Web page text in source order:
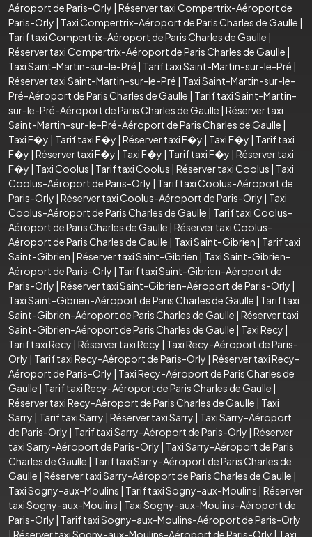
Aéroport de Paris-Orly | Réserver taxi Compertrix-Aéroport de
Paris-Orly | Taxi Compertrix-Aéroport de Paris Charles de Gaulle |
Tarif taxi Compertrix-Aéroport de Paris Charles de Gaulle |
Réserver taxi Compertrix-Aéroport de Paris Charles de Gaulle |
Taxi Saint-Martin-sur-le-Pré | Tarif taxi Saint-Martin-sur-le-Pré |
Réserver taxi Saint-Martin-sur-le-Pré | Taxi Saint-Martin-sur-le-
Pré-Aéroport de Paris Charles de Gaulle | Tarif taxi Saint-Martin-
sur-le-Pré-Aéroport de Paris Charles de Gaulle | Réserver taxi
Saint-Martin-sur-le-Pré-Aéroport de Paris Charles de Gaulle |
Taxi F�y | Tarif taxi F�y | Réserver taxi F�y | Taxi F�y | Tarif taxi
F�y | Réserver taxi F�y | Taxi F�y | Tarif taxi F�y | Réserver taxi
F�y | Taxi Coolus | Tarif taxi Coolus | Réserver taxi Coolus | Taxi
Coolus-Aéroport de Paris-Orly | Tarif taxi Coolus-Aéroport de
Paris-Orly | Réserver taxi Coolus-Aéroport de Paris-Orly | Taxi
Coolus-Aéroport de Paris Charles de Gaulle | Tarif taxi Coolus-
Aéroport de Paris Charles de Gaulle | Réserver taxi Coolus-
Aéroport de Paris Charles de Gaulle | Taxi Saint-Gibrien | Tarif taxi
Saint-Gibrien | Réserver taxi Saint-Gibrien | Taxi Saint-Gibrien-
Aéroport de Paris-Orly | Tarif taxi Saint-Gibrien-Aéroport de
Paris-Orly | Réserver taxi Saint-Gibrien-Aéroport de Paris-Orly |
Taxi Saint-Gibrien-Aéroport de Paris Charles de Gaulle | Tarif taxi
Saint-Gibrien-Aéroport de Paris Charles de Gaulle | Réserver taxi
Saint-Gibrien-Aéroport de Paris Charles de Gaulle | Taxi Recy |
Tarif taxi Recy | Réserver taxi Recy | Taxi Recy-Aéroport de Paris-
Orly | Tarif taxi Recy-Aéroport de Paris-Orly | Réserver taxi Recy-
Aéroport de Paris-Orly | Taxi Recy-Aéroport de Paris Charles de
Gaulle | Tarif taxi Recy-Aéroport de Paris Charles de Gaulle |
Réserver taxi Recy-Aéroport de Paris Charles de Gaulle | Taxi
Sarry | Tarif taxi Sarry | Réserver taxi Sarry | Taxi Sarry-Aéroport
de Paris-Orly | Tarif taxi Sarry-Aéroport de Paris-Orly | Réserver
taxi Sarry-Aéroport de Paris-Orly | Taxi Sarry-Aéroport de Paris
Charles de Gaulle | Tarif taxi Sarry-Aéroport de Paris Charles de
Gaulle | Réserver taxi Sarry-Aéroport de Paris Charles de Gaulle |
Taxi Sogny-aux-Moulins | Tarif taxi Sogny-aux-Moulins | Réserver
taxi Sogny-aux-Moulins | Taxi Sogny-aux-Moulins-Aéroport de
Paris-Orly | Tarif taxi Sogny-aux-Moulins-Aéroport de Paris-Orly
| Réserver taxi Sogny-aux-Moulins-Aéroport de Paris-Orly | Taxi